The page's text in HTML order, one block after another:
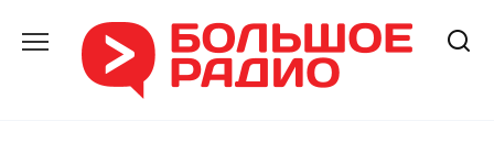
содержанию